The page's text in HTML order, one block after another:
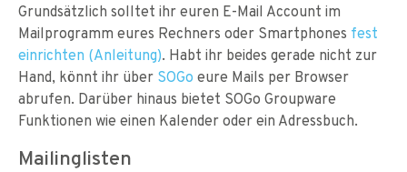
Grundsätzlich solltet ihr euren E-Mail Account im
Mailprogramm eures Rechners oder Smartphones fest
einrichten (Anleitung). Habt ihr beides gerade nicht zur
Hand, könnt ihr über SOGo eure Mails per Browser
abrufen. Darüber hinaus bietet SOGo Groupware
Funktionen wie einen Kalender oder ein Adressbuch.
Mailinglisten